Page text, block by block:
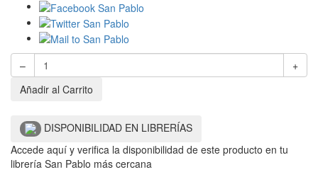
–
+
Añadir al Carrito
DISPONIBILIDAD EN LIBRERÍAS
Accede aquí y verifica la disponibilidad de este producto en tu
librería San Pablo más cercana